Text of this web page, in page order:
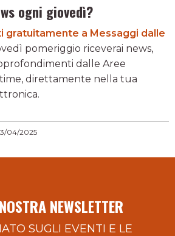
ogni giovedì?
gratuitamente a Messaggi dalle
pomeriggio riceverai news,
dalle Aree
direttamente nella tua
04/2025
NEWSLETTER
SUGLI EVENTI E LE